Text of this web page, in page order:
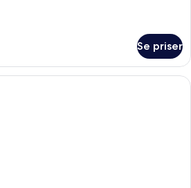
Se priser
Ett hotellrum med en stor säng, ett